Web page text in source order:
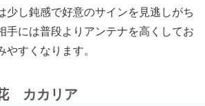
少し鈍感で好意のサインを見逃しがち
手には普段よりアンテナを高くしてお
やすくなります。
カカリア